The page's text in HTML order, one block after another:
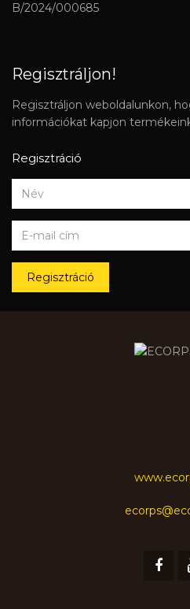
B/2024/000685
Regisztráljon!
Regisztráljon weboldalunkon,
információkat kapjon
Regisztráció
Regisztráció